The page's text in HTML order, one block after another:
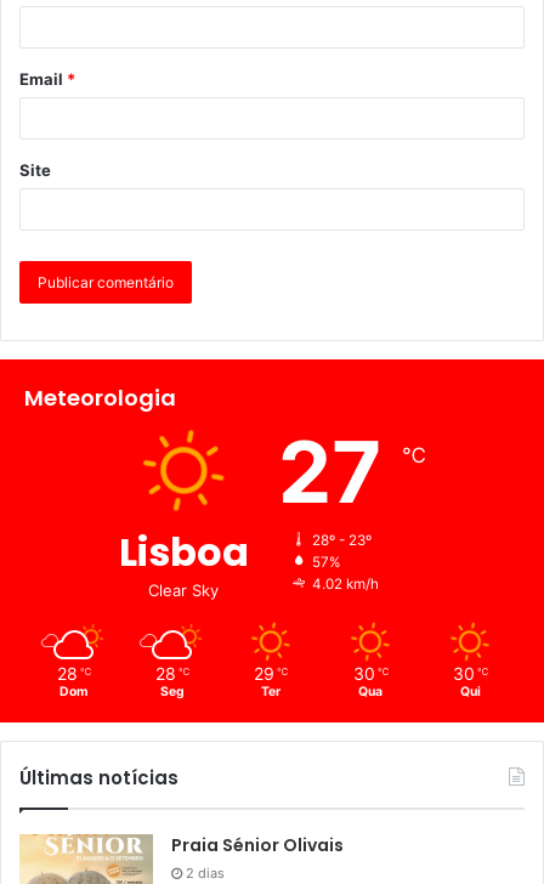
Email *
Site
Meteorologia
Lisboa
Clear Sky
27 ℃
28º - 23º
57%
4.02 km/h
28 ℃
Dom
28 ℃
Seg
29 ℃
Ter
30 ℃
Qua
30 ℃
Qui
Últimas notícias
Praia Sénior Olivais
2 dias